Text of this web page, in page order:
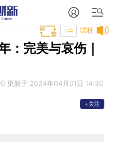
试听
T中
：完美与哀伤｜
更新于 2024年04月01日 14:30
+关注